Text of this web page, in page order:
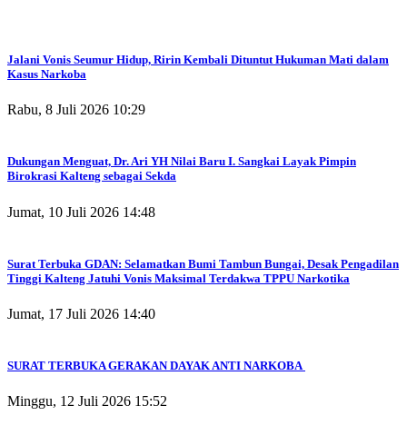
Jalani Vonis Seumur Hidup, Ririn Kembali Dituntut Hukuman Mati dalam
Kasus Narkoba
Rabu, 8 Juli 2026 10:29
Dukungan Menguat, Dr. Ari YH Nilai Baru I. Sangkai Layak Pimpin
Birokrasi Kalteng sebagai Sekda
Jumat, 10 Juli 2026 14:48
Surat Terbuka GDAN: Selamatkan Bumi Tambun Bungai, Desak Pengadilan
Tinggi Kalteng Jatuhi Vonis Maksimal Terdakwa TPPU Narkotika
Jumat, 17 Juli 2026 14:40
SURAT TERBUKA GERAKAN DAYAK ANTI NARKOBA
Minggu, 12 Juli 2026 15:52